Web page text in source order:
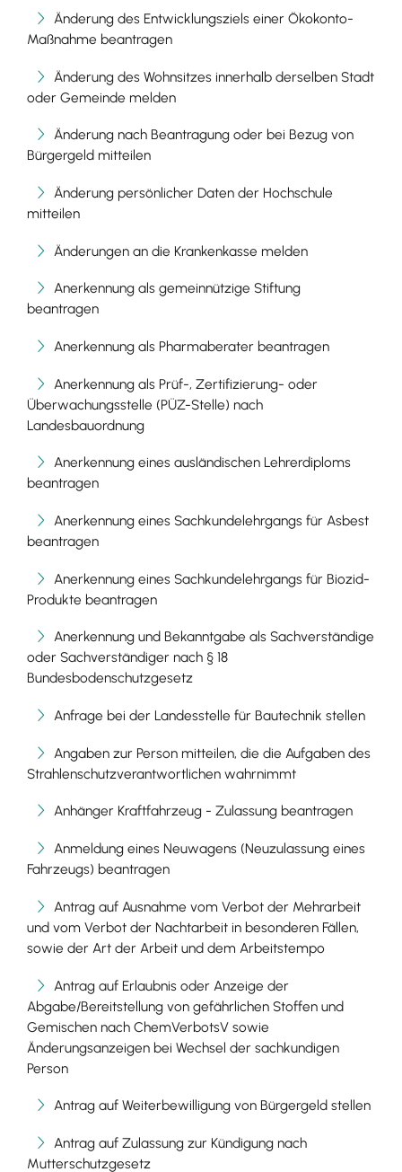
Änderung des Entwicklungsziels einer Ökokonto-
Maßnahme beantragen
Änderung des Wohnsitzes innerhalb derselben Stadt
oder Gemeinde melden
Änderung nach Beantragung oder bei Bezug von
Bürgergeld mitteilen
Änderung persönlicher Daten der Hochschule
mitteilen
Änderungen an die Krankenkasse melden
Anerkennung als gemeinnützige Stiftung
beantragen
Anerkennung als Pharmaberater beantragen
Anerkennung als Prüf-, Zertifizierung- oder
Überwachungsstelle (PÜZ-Stelle) nach
Landesbauordnung
Anerkennung eines ausländischen Lehrerdiploms
beantragen
Anerkennung eines Sachkundelehrgangs für Asbest
beantragen
Anerkennung eines Sachkundelehrgangs für Biozid-
Produkte beantragen
Anerkennung und Bekanntgabe als Sachverständige
oder Sachverständiger nach § 18
Bundesbodenschutzgesetz
Anfrage bei der Landesstelle für Bautechnik stellen
Angaben zur Person mitteilen, die die Aufgaben des
Strahlenschutzverantwortlichen wahrnimmt
Anhänger Kraftfahrzeug - Zulassung beantragen
Anmeldung eines Neuwagens (Neuzulassung eines
Fahrzeugs) beantragen
Antrag auf Ausnahme vom Verbot der Mehrarbeit
und vom Verbot der Nachtarbeit in besonderen Fällen,
sowie der Art der Arbeit und dem Arbeitstempo
Antrag auf Erlaubnis oder Anzeige der
Abgabe/Bereitstellung von gefährlichen Stoffen und
Gemischen nach ChemVerbotsV sowie
Änderungsanzeigen bei Wechsel der sachkundigen
Person
Antrag auf Weiterbewilligung von Bürgergeld stellen
Antrag auf Zulassung zur Kündigung nach
Mutterschutzgesetz